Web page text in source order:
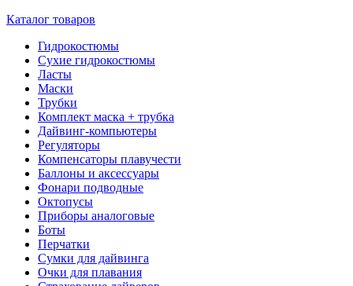
Каталог товаров
Гидрокостюмы
Сухие гидрокостюмы
Ласты
Маски
Трубки
Комплект маска + трубка
Дайвинг-компьютеры
Регуляторы
Компенсаторы плавучести
Баллоны и аксессуары
Фонари подводные
Октопусы
Приборы аналоговые
Боты
Перчатки
Сумки для дайвинга
Очки для плавания